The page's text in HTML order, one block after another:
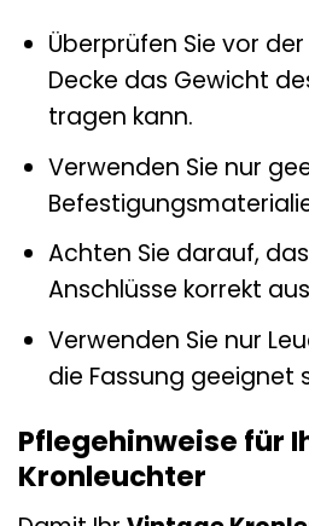
Überprüfen Sie vor
Decke das Gewicht
tragen kann.
Verwenden Sie nur
Achten Sie darauf,
Anschlüsse korrekt
Verwenden Sie nur
die Fassung geeignet
Pflegehinweise für
Kronleuchter